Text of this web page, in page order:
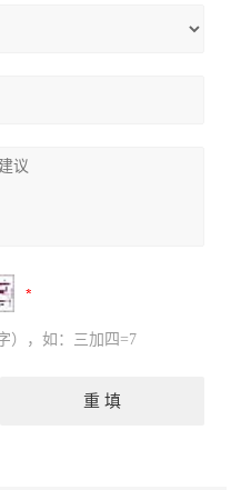
），如：三加四=7